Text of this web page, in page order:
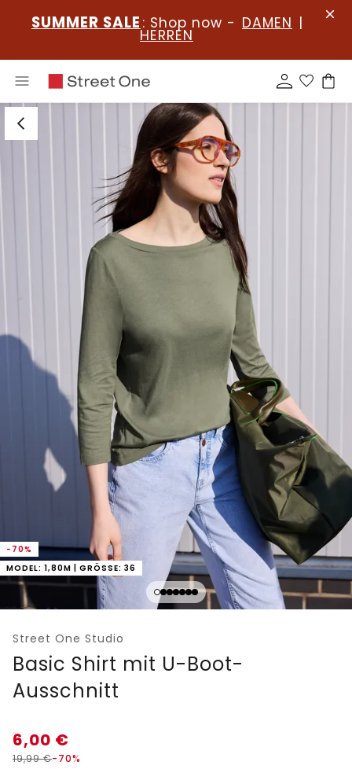
SUMMER SALE : Shop now - DAMEN |
HERREN
-70%
MODEL: 1,80M | GRÖSSE: 36
Street One Studio
Basic Shirt mit U-Boot-
Ausschnitt
6,00 €
19,99€-70%